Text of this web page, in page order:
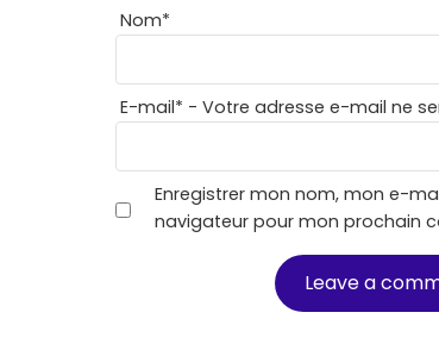
Nom*
E-mail* - Votre adresse e-mail ne
Enregistrer mon nom, mon e-
navigateur pour mon prochain